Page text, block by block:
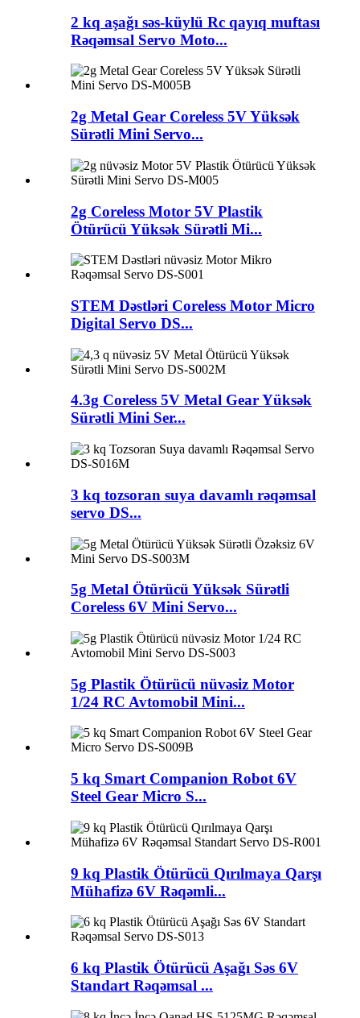
2 kq aşağı səs-küylü Rc qayıq muftası
Rəqəmsal Servo Moto...
2g Metal Gear Coreless 5V Yüksək
Sürətli Mini Servo...
2g Coreless Motor 5V Plastik
Ötürücü Yüksək Sürətli Mi...
STEM Dəstləri Coreless Motor Micro
Digital Servo DS...
4.3g Coreless 5V Metal Gear Yüksək
Sürətli Mini Ser...
3 kq tozsoran suya davamlı rəqəmsal
servo DS...
5g Metal Ötürücü Yüksək Sürətli
Coreless 6V Mini Servo...
5g Plastik Ötürücü nüvəsiz Motor
1/24 RC Avtomobil Mini...
5 kq Smart Companion Robot 6V
Steel Gear Micro S...
9 kq Plastik Ötürücü Qırılmaya Qarşı
Mühafizə 6V Rəqəmli...
6 kq Plastik Ötürücü Aşağı Səs 6V
Standart Rəqəmsal ...